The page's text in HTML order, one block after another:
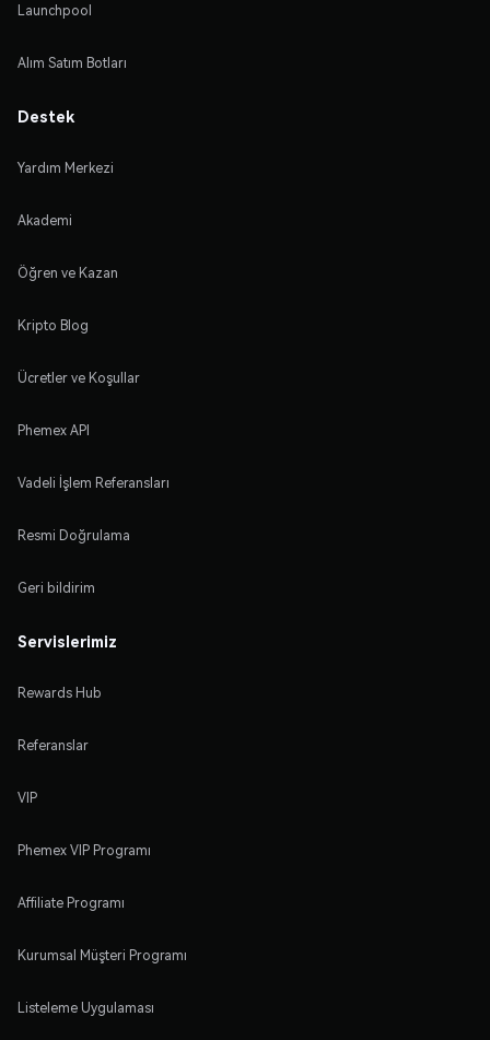
Launchpool
Alım Satım Botları
Destek
Yardım Merkezi
Akademi
Öğren ve Kazan
Kripto Blog
Ücretler ve Koşullar
Phemex API
Vadeli İşlem Referansları
Resmi Doğrulama
Geri bildirim
Servislerimiz
Rewards Hub
Referanslar
VIP
Phemex VIP Programı
Affiliate Programı
Kurumsal Müşteri Programı
Listeleme Uygulaması